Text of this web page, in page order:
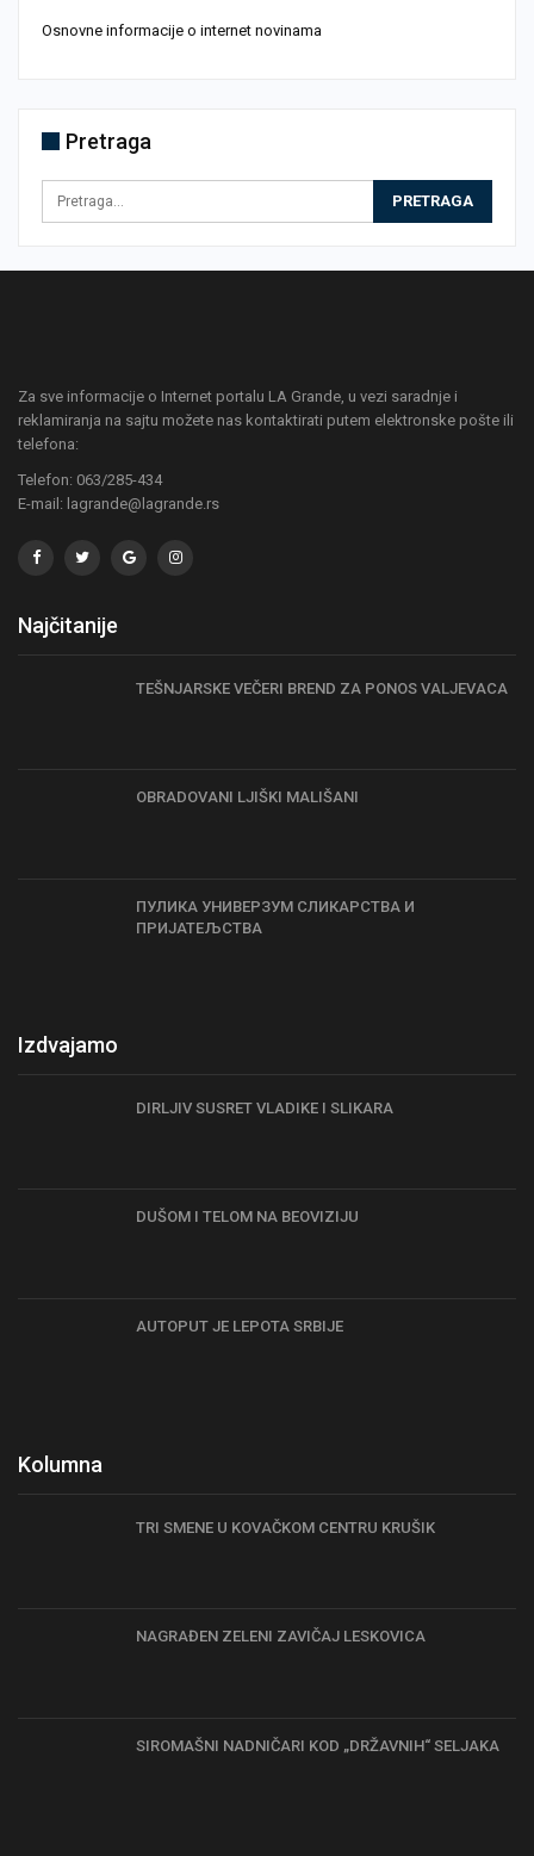
Osnovne informacije o internet novinama
Pretraga
Za sve informacije o Internet portalu LA Grande, u vezi saradnje i
reklamiranja na sajtu možete nas kontaktirati putem elektronske pošte ili
telefona:
Telefon: 063/285-434
E-mail: lagrande@lagrande.rs
Najčitanije
TEŠNJARSKE VEČERI BREND ZA PONOS VALJEVACA
OBRADOVANI LJIŠKI MALIŠANI
ПУЛИКА УНИВЕРЗУМ СЛИКАРСТВА И
ПРИЈАТЕЉСТВА
Izdvajamo
DIRLJIV SUSRET VLADIKE I SLIKARA
DUŠOM I TELOM NA BEOVIZIJU
AUTOPUT JE LEPOTA SRBIJE
Kolumna
TRI SMENE U KOVAČKOM CENTRU KRUŠIK
NAGRAĐEN ZELENI ZAVIČAJ LESKOVICA
SIROMAŠNI NADNIČARI KOD „DRŽAVNIH“ SELJAKA